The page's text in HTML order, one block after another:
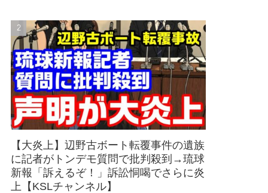
【大炎上】辺野古ボート転覆事件の遺族
に記者がトンデモ質問で批判殺到→琉球
新報「訴えるぞ！」訴訟恫喝でさらに炎
上【KSLチャンネル】